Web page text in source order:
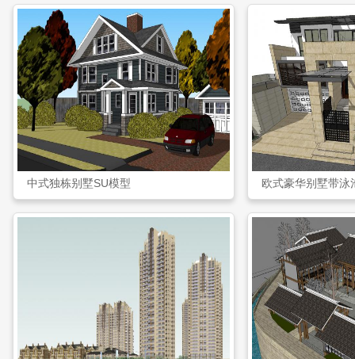
中式独栋别墅SU模型 欧式豪华别墅带泳